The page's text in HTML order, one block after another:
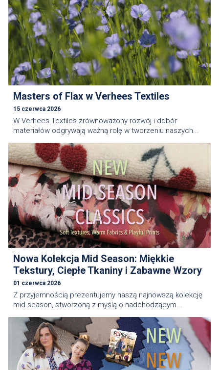
Masters of Flax w Verhees Textiles
15 czerwca 2026
W Verhees Textiles zrównoważony rozwój i dobór
materiałów odgrywają ważną rolę w tworzeniu naszych...
Nowa Kolekcja Mid Season: Miękkie
Tekstury, Ciepłe Tkaniny i Zabawne Wzory
01 czerwca 2026
Z przyjemnością prezentujemy naszą najnowszą kolekcję
mid season, stworzoną z myślą o nadchodzącym...